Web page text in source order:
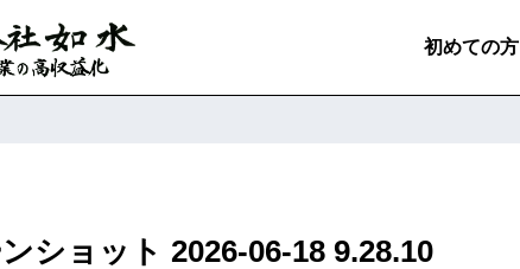
初めての方
ショット 2026-06-18 9.28.10